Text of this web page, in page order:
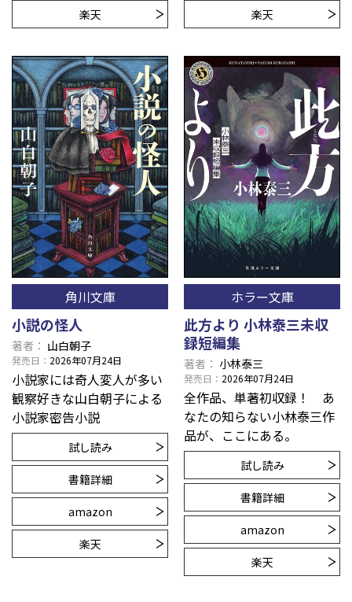
楽天 楽天
角川文庫
小説の怪人
著者 山白朝子
発売日 2026年07月24日
小説家には奇人変人が多い――
観察好きな山白朝子による
小説家密告小説
試し読み
書籍詳細
amazon
楽天
ホラー文庫
此方より 小林泰三未収
録短編集
著者 小林泰三
発売日 2026年07月24日
全作品、単著初収録！ あ
なたの知らない小林泰三作
品が、ここにある。
試し読み
書籍詳細
amazon
楽天